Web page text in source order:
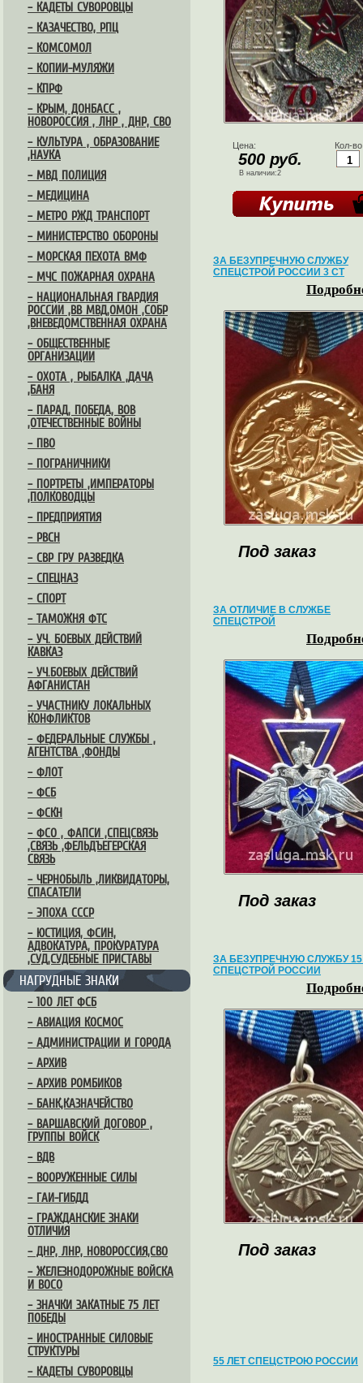
– КАДЕТЫ СУВОРОВЦЫ
– КАЗАЧЕСТВО, РПЦ
– КОМСОМОЛ
– КОПИИ-МУЛЯЖИ
– КПРФ
– КРЫМ, ДОНБАСС ,
НОВОРОССИЯ , ЛНР , ДНР, СВО
– КУЛЬТУРА , ОБРАЗОВАНИЕ
,НАУКА
– МВД ПОЛИЦИЯ
– МЕДИЦИНА
– МЕТРО РЖД ТРАНСПОРТ
– МИНИСТЕРСТВО ОБОРОНЫ
– МОРСКАЯ ПЕХОТА ВМФ
– МЧС ПОЖАРНАЯ ОХРАНА
– НАЦИОНАЛЬНАЯ ГВАРДИЯ
РОССИИ ,ВВ МВД,ОМОН ,СОБР
,ВНЕВЕДОМСТВЕННАЯ ОХРАНА
– ОБЩЕСТВЕННЫЕ
ОРГАНИЗАЦИИ
– ОХОТА , РЫБАЛКА ,ДАЧА
,БАНЯ
– ПАРАД, ПОБЕДА, ВОВ
,ОТЕЧЕСТВЕННЫЕ ВОЙНЫ
– ПВО
– ПОГРАНИЧНИКИ
– ПОРТРЕТЫ ,ИМПЕРАТОРЫ
,ПОЛКОВОДЦЫ
– ПРЕДПРИЯТИЯ
– РВСН
– СВР ГРУ РАЗВЕДКА
– СПЕЦНАЗ
– СПОРТ
– ТАМОЖНЯ ФТС
– УЧ. БОЕВЫХ ДЕЙСТВИЙ
КАВКАЗ
– УЧ.БОЕВЫХ ДЕЙСТВИЙ
АФГАНИСТАН
– УЧАСТНИКУ ЛОКАЛЬНЫХ
КОНФЛИКТОВ
– ФЕДЕРАЛЬНЫЕ СЛУЖБЫ ,
АГЕНТСТВА ,ФОНДЫ
– ФЛОТ
– ФСБ
– ФСКН
– ФСО , ФАПСИ ,СПЕЦСВЯЗЬ
,СВЯЗЬ ,ФЕЛЬДЪЕГЕРСКАЯ
СВЯЗЬ
– ЧЕРНОБЫЛЬ ,ЛИКВИДАТОРЫ,
СПАСАТЕЛИ
– ЭПОХА СССР
– ЮСТИЦИЯ, ФСИН,
АДВОКАТУРА, ПРОКУРАТУРА
,СУД,СУДЕБНЫЕ ПРИСТАВЫ
НАГРУДНЫЕ ЗНАКИ
– 100 ЛЕТ ФСБ
– АВИАЦИЯ КОСМОС
– АДМИНИСТРАЦИИ И ГОРОДА
– АРХИВ
– АРХИВ РОМБИКОВ
– БАНК,КАЗНАЧЕЙСТВО
– ВАРШАВСКИЙ ДОГОВОР ,
ГРУППЫ ВОЙСК
– ВДВ
– ВООРУЖЕННЫЕ СИЛЫ
– ГАИ-ГИБДД
– ГРАЖДАНСКИЕ ЗНАКИ
ОТЛИЧИЯ
– ДНР, ЛНР, НОВОРОССИЯ,СВО
– ЖЕЛЕЗНОДОРОЖНЫЕ ВОЙСКА
И ВОСО
– ЗНАЧКИ ЗАКАТНЫЕ 75 ЛЕТ
ПОБЕДЫ
– ИНОСТРАННЫЕ СИЛОВЫЕ
СТРУКТУРЫ
– КАДЕТЫ СУВОРОВЦЫ
Цена:
500 руб.
В наличии:2
Кол-
ЗА БЕЗУПРЕЧНУЮ СЛУЖБУ
СПЕЦСТРОЙ РОССИИ 3 СТ
Под заказ
ЗА ОТЛИЧИЕ В СЛУЖБЕ
СПЕЦСТРОЙ
Под заказ
ЗА БЕЗУПРЕЧНУЮ СЛУЖБУ 15
СПЕЦСТРОЙ РОССИИ
Под заказ
55 ЛЕТ СПЕЦСТРОЮ РОССИИ